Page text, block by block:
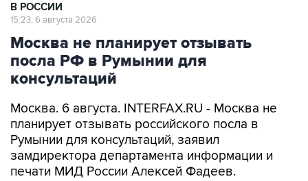
В РОССИИ
15:23, 6 августа 2026
Москва не планирует отзывать
посла РФ в Румынии для
консультаций
Москва. 6 августа. INTERFAX.RU - Москва не
планирует отзывать российского посла в
Румынии для консультаций, заявил
замдиректора департамента информации и
печати МИД России Алексей Фадеев.